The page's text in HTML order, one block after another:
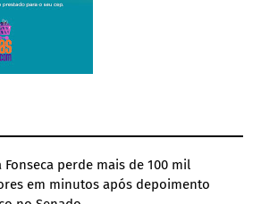
Fonseca perde mais de 100 mil
em minutos após depoimento